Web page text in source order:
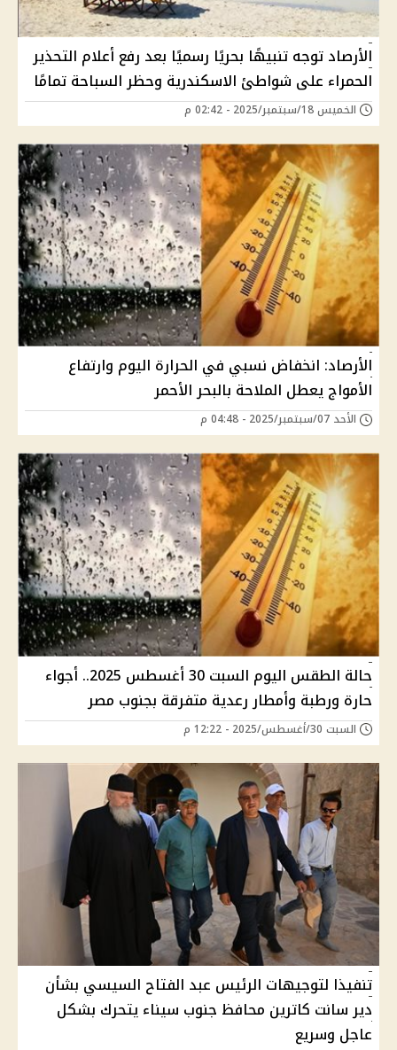
الأرصاد توجه تنبيهًا بحريًا رسميًا بعد رفع أعلام التحذير
الحمراء على شواطئ الاسكندرية وحظر السباحة تمامًا
الخميس 18/سبتمبر/2025 - 02:42 م
الأرصاد: انخفاض نسبي في الحرارة اليوم وارتفاع
الأمواج يعطل الملاحة بالبحر الأحمر
الأحد 07/سبتمبر/2025 - 04:48 م
حالة الطقس اليوم السبت 30 أغسطس 2025.. أجواء
حارة ورطبة وأمطار رعدية متفرقة بجنوب مصر
السبت 30/أغسطس/2025 - 12:22 م
تنفيذا لتوجيهات الرئيس عبد الفتاح السيسي بشأن
دير سانت كاترين محافظ جنوب سيناء يتحرك بشكل
عاجل وسريع